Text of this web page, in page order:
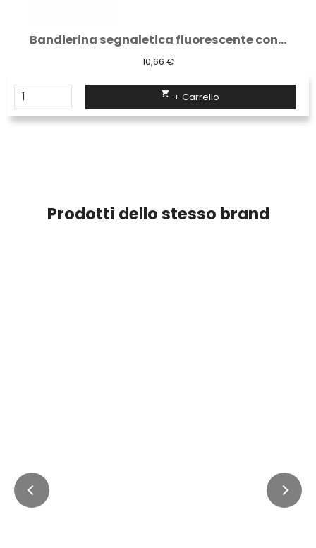
Bandierina segnaletica fluorescente con...
10,66 €
 + Carrello
Prodotti dello stesso brand